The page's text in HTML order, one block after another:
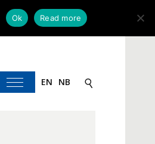
EN NB
Ok Read more